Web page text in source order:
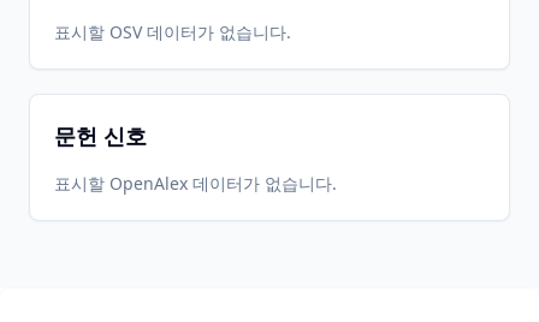
표시할 OSV 데이터가 없습니다.
문헌 신호
표시할 OpenAlex 데이터가 없습니다.